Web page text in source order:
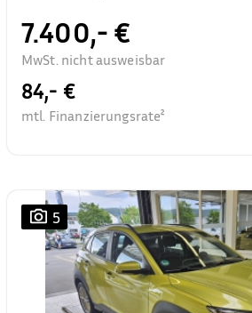
7.400,- €
MwSt. nicht ausweisbar
84,- €
mtl. Finanzierungsrate²
5